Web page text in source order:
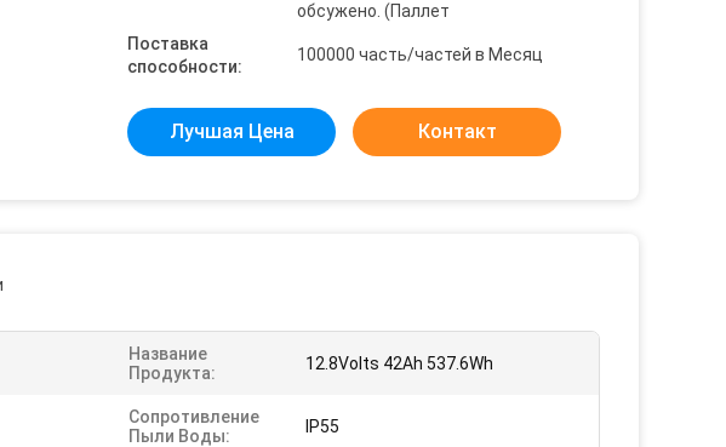
обсужено. (Паллет
Поставка
способности:
100000 часть/частей в Месяц
Лучшая Цена Контакт
Название
Продукта:
12.8Volts 42Ah 537.6Wh
Сопротивление
Пыли Воды:
IP55